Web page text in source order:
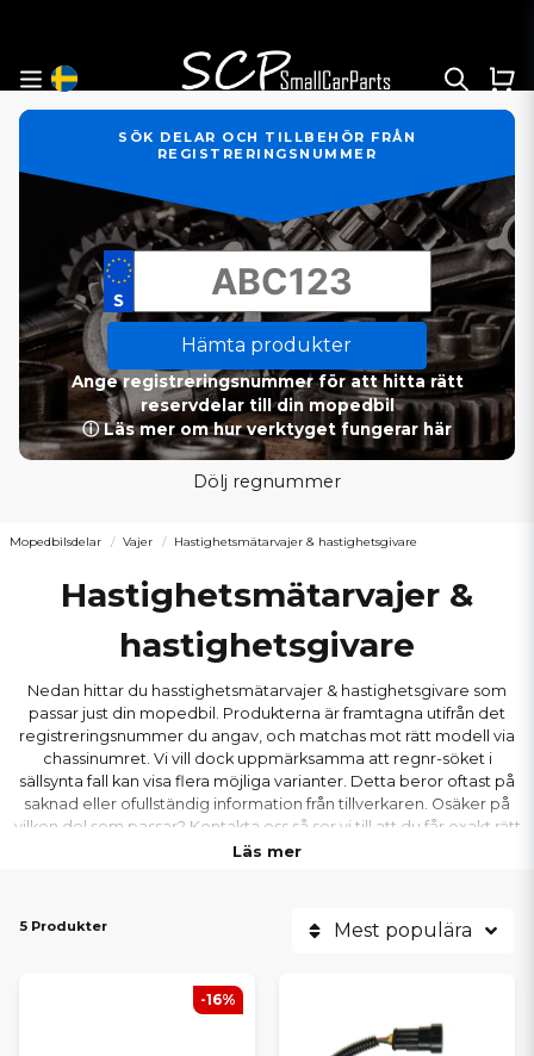
SÖK DELAR OCH TILLBEHÖR FRÅN
REGISTRERINGSNUMMER
Hämta produkter
Ange registreringsnummer för att hitta rätt
reservdelar till din mopedbil
ⓘ Läs mer om hur verktyget fungerar här
Dölj regnummer
Mopedbilsdelar Vajer Hastighetsmätarvajer & hastighetsgivare
Hastighetsmätarvajer &
hastighetsgivare
Nedan hittar du hasstighetsmätarvajer & hastighetsgivare som
passar just din mopedbil. Produkterna är framtagna utifrån det
registreringsnummer du angav, och matchas mot rätt modell via
chassinumret. Vi vill dock uppmärksamma att regnr-söket i
sällsynta fall kan visa flera möjliga varianter. Detta beror oftast på
saknad eller ofullständig information från tillverkaren. Osäker på
vilken del som passar? Kontakta oss så ser vi till att du får exakt rätt
del till din mopedbil.
Läs mer
5 Produkter Mest populära
-16%